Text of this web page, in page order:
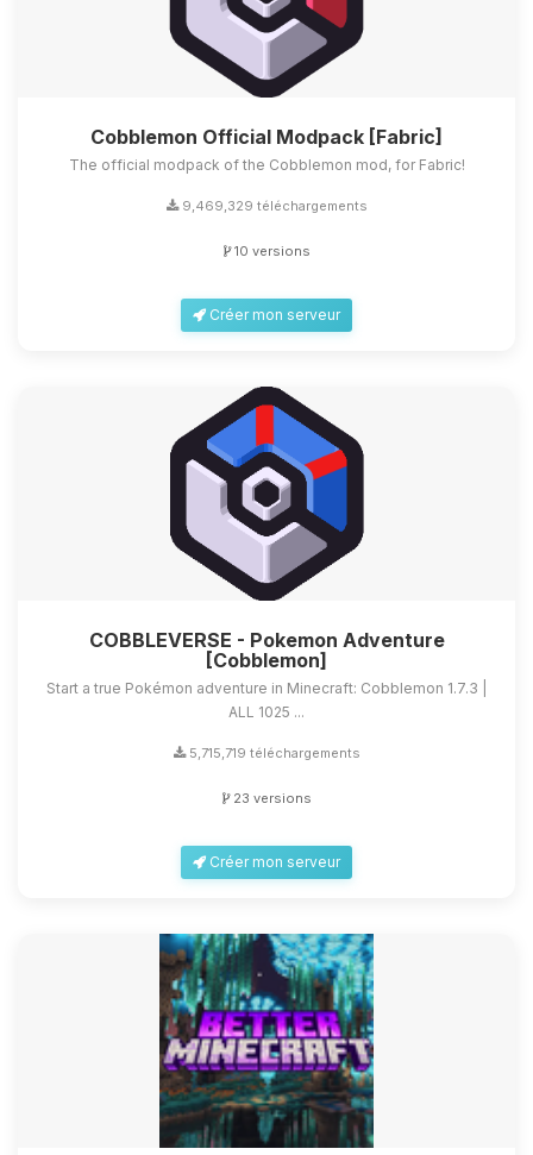
Cobblemon Official Modpack [Fabric]
The official modpack of the Cobblemon mod, for Fabric!
9,469,329 téléchargements
10 versions
Créer mon serveur
COBBLEVERSE - Pokemon Adventure
[Cobblemon]
Start a true Pokémon adventure in Minecraft: Cobblemon 1.7.3 |
ALL 1025 ...
5,715,719 téléchargements
23 versions
Créer mon serveur